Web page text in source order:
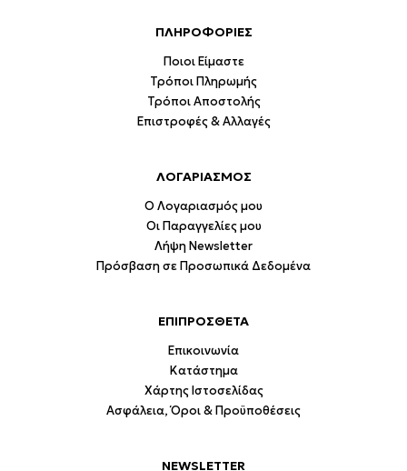
ΠΛΗΡΟΦΟΡΙΕΣ
Ποιοι Είμαστε
Τρόποι Πληρωμής
Τρόποι Αποστολής
Επιστροφές & Αλλαγές
ΛΟΓΑΡΙΑΣΜΟΣ
Ο Λογαριασμός μου
Οι Παραγγελίες μου
Λήψη Newsletter
Πρόσβαση σε Προσωπικά Δεδομένα
ΕΠΙΠΡΟΣΘΕΤΑ
Επικοινωνία
Κατάστημα
Χάρτης Ιστοσελίδας
Ασφάλεια, Όροι & Προϋποθέσεις
NEWSLETTER